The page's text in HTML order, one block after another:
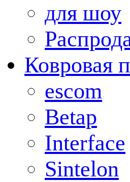
для шоу
Ковровая
escom
Betap
Interface
Sintelon